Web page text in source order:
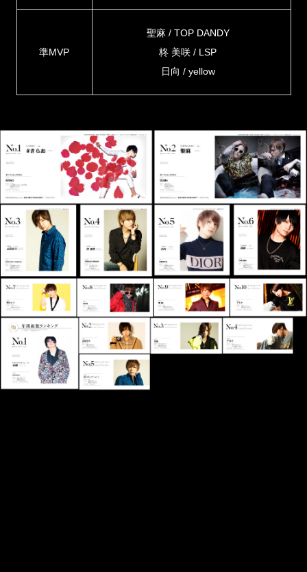
準MVP
聖麻 / TOP DANDY
柊 美咲 / LSP
日向 / yellow